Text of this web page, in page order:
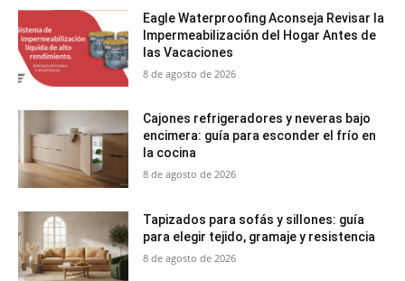
Eagle Waterproofing Aconseja Revisar la
Impermeabilización del Hogar Antes de
las Vacaciones
8 de agosto de 2026
Cajones refrigeradores y neveras bajo
encimera: guía para esconder el frío en
la cocina
8 de agosto de 2026
Tapizados para sofás y sillones: guía
para elegir tejido, gramaje y resistencia
8 de agosto de 2026